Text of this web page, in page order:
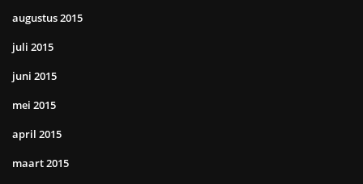
augustus 2015
juli 2015
juni 2015
mei 2015
april 2015
maart 2015